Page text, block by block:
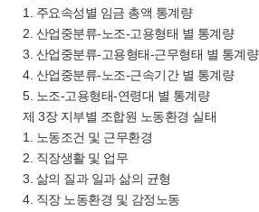
1. 주요속성별 임금 총액 통계량
2. 산업중분류-노조-고용형태 별 통계량
3. 산업중분류-고용형태-근무형태 별 통계량
4. 산업중분류-노조-근속기간 별 통계량
5. 노조-고용형태-연령대 별 통계량
제 3장 지부별 조합원 노동환경 실태
1. 노동조건 및 근무환경
2. 직장생활 및 업무
3. 삶의 질과 일과 삶의 균형
4. 직장 노동환경 및 감정노동